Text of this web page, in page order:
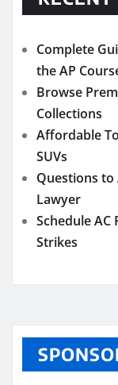
Complete
the AP
Browse
Collections
Affordable
SUVs
Questions to
Lawyer
Schedule AC
Strikes